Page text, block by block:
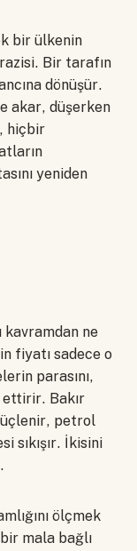
bir ülkenin
Bir tarafın
dönüşür.
akar, düşerken
hiçbir
yeniden
kavramdan ne
fiyatı sadece o
parasını,
ettirir. Bakır
petrol
sıkışır. İkisini
ölçmek
mala bağlı